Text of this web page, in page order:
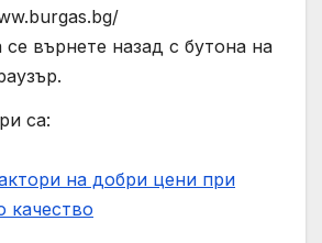
върнете назад с бутона на
са:
на добри цени при
качество